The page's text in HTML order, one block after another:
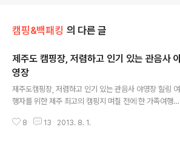
캠핑&백패킹 의 다른 글
제주도 캠핑장, 저렴하고 인기 있는 관음사
영장
제주도캠핑장, 저렴하고 인기 있는 관음사 야영장 힐링 여
행자를 위한 제주 최고의 캠핑지 며칠 전에 한 가족여행자
행하고 돌아간다는 얘길 들었습니다. 바야흐로 여름 시즌,
8 13 2013. 8. 1.